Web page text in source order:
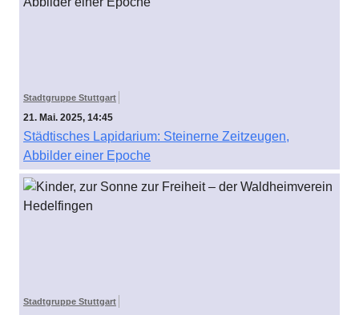
Stadtgruppe Stuttgart
21. Mai. 2025, 14:45
Städtisches Lapidarium: Steinerne Zeitzeugen,
Abbilder einer Epoche
Stadtgruppe Stuttgart